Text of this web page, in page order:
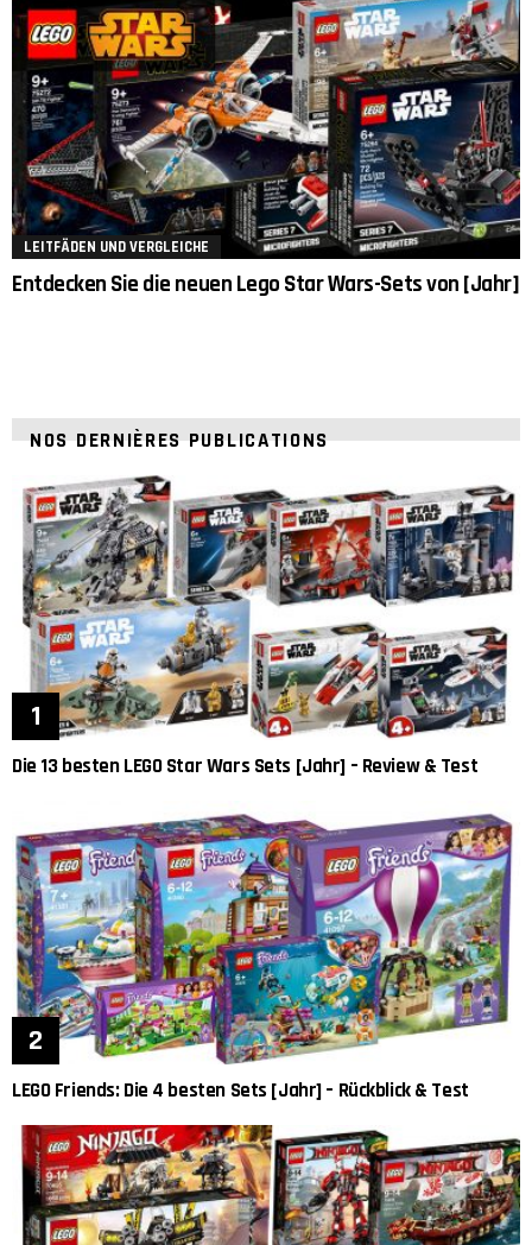
LEITFÄDEN UND VERGLEICHE
Entdecken Sie die neuen Lego Star Wars-Sets von [Jahr]
NOS DERNIÈRES PUBLICATIONS
Die 13 besten LEGO Star Wars Sets [Jahr] – Review & Test
LEGO Friends: Die 4 besten Sets [Jahr] – Rückblick & Test